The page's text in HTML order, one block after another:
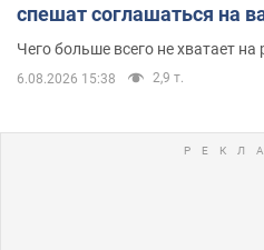
спешат соглашаться на
Чего больше всего не хватает на
6.08.2026 15:38 2,9 т.